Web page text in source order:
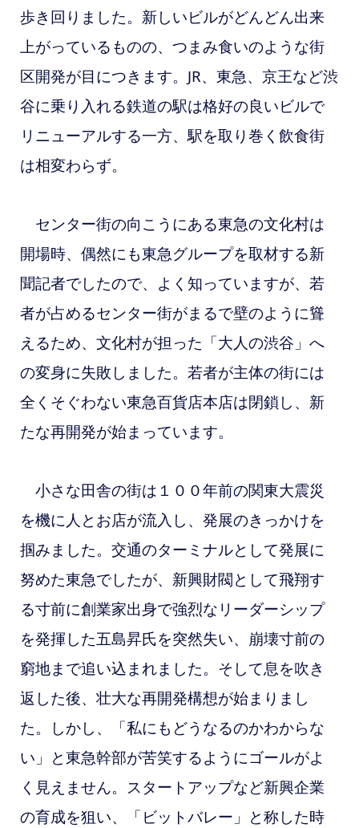
歩き回りました。新しいビルがどんどん出来
上がっているものの、つまみ食いのような街
区開発が目につきます。JR、東急、京王など渋
谷に乗り入れる鉄道の駅は格好の良いビルで
リニューアルする一方、駅を取り巻く飲食街
は相変わらず。
センター街の向こうにある東急の文化村は
開場時、偶然にも東急グループを取材する新
聞記者でしたので、よく知っていますが、若
者が占めるセンター街がまるで壁のように聳
えるため、文化村が担った「大人の渋谷」へ
の変身に失敗しました。若者が主体の街には
全くそぐわない東急百貨店本店は閉鎖し、新
たな再開発が始まっています。
小さな田舎の街は１００年前の関東大震災
を機に人とお店が流入し、発展のきっかけを
掴みました。交通のターミナルとして発展に
努めた東急でしたが、新興財閥として飛翔す
る寸前に創業家出身で強烈なリーダーシップ
を発揮した五島昇氏を突然失い、崩壊寸前の
窮地まで追い込まれました。そして息を吹き
返した後、壮大な再開発構想が始まりまし
た。しかし、「私にもどうなるのかわからな
い」と東急幹部が苦笑するようにゴールがよ
く見えません。スタートアップなど新興企業
の育成を狙い、「ビットバレー」と称した時